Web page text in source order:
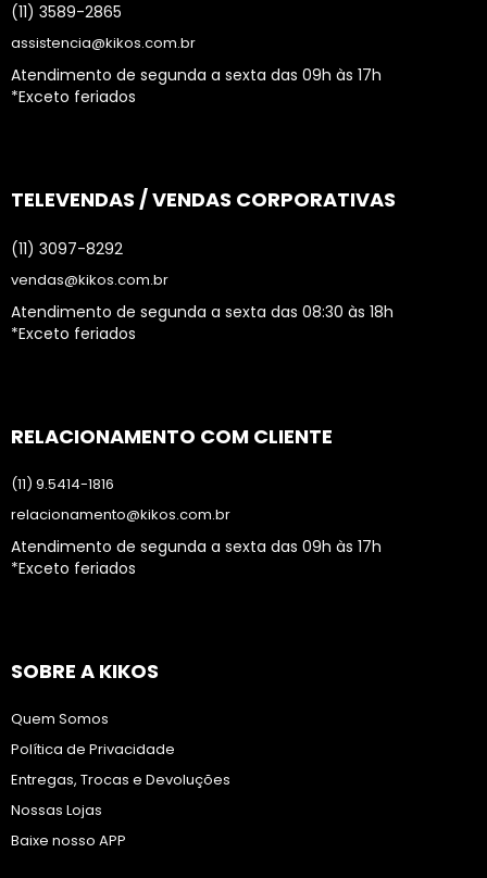
(11) 3589-2865
assistencia@kikos.com.br
Atendimento de segunda a sexta das 09h às 17h
*Exceto feriados
TELEVENDAS / VENDAS CORPORATIVAS
(11) 3097-8292
vendas@kikos.com.br
Atendimento de segunda a sexta das 08:30 às 18h
*Exceto feriados
RELACIONAMENTO COM CLIENTE
(11) 9.5414-1816
relacionamento@kikos.com.br
Atendimento de segunda a sexta das 09h às 17h
*Exceto feriados
SOBRE A KIKOS
Quem Somos
Política de Privacidade
Entregas, Trocas e Devoluções
Nossas Lojas
Baixe nosso APP